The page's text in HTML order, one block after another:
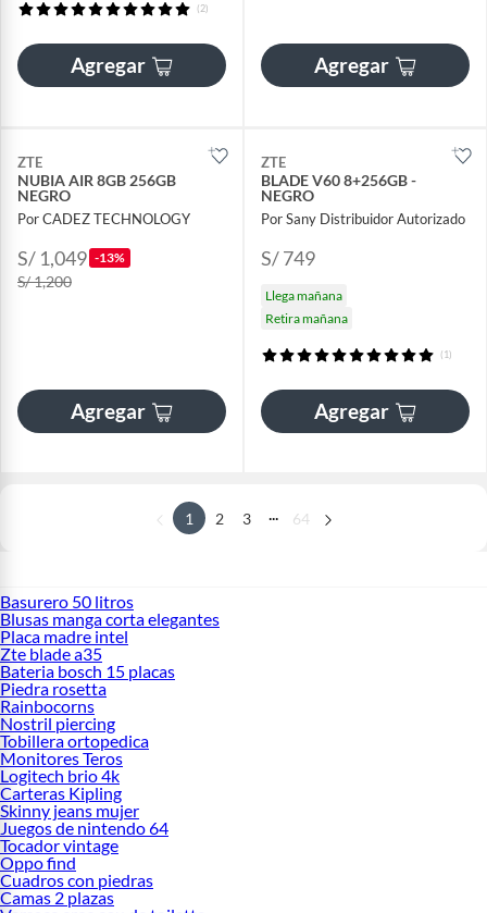
(2)
Agregar Agregar
ZTE
NUBIA AIR 8GB 256GB
NEGRO
Por CADEZ TECHNOLOGY
S/ 1,049 -13%
S/ 1,200
Agregar
ZTE
BLADE V60 8+256GB -
NEGRO
Por Sany Distribuidor Autorizado
S/ 749
Llega mañana
Retira mañana
(1)
Agregar
1 2 3 64
Basurero 50 litros
Blusas manga corta elegantes
Placa madre intel
Zte blade a35
Bateria bosch 15 placas
Piedra rosetta
Rainbocorns
Nostril piercing
Tobillera ortopedica
Monitores Teros
Logitech brio 4k
Carteras Kipling
Skinny jeans mujer
Juegos de nintendo 64
Tocador vintage
Oppo find
Cuadros con piedras
Camas 2 plazas